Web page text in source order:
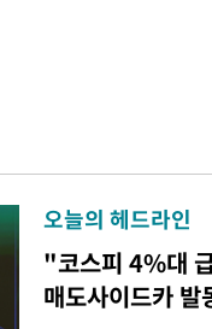
오늘의 헤드라인
"코스피 4%대
매도사이드카 발